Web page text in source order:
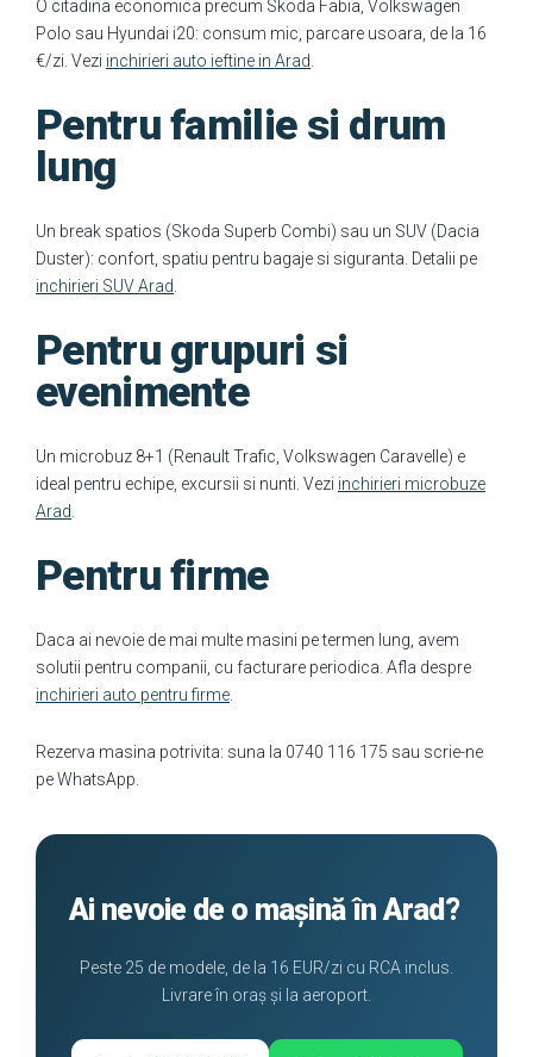
O citadina economica precum Skoda Fabia, Volkswagen
Polo sau Hyundai i20: consum mic, parcare usoara, de la 16
€/zi. Vezi inchirieri auto ieftine in Arad
Pentru familie si drum
lung
Un break spatios (Skoda Superb Combi) sau un SUV (Dacia
Duster): confort, spatiu pentru bagaje si siguranta. Detalii pe
inchirieri SUV Arad
Pentru grupuri si
evenimente
Un microbuz 8+1 (Renault Trafic, Volkswagen Caravelle) e
ideal pentru echipe, excursii si nunti. Vezi inchirieri microbuze
Arad
Pentru firme
Daca ai nevoie de mai multe masini pe termen lung, avem
solutii pentru companii, cu facturare periodica. Afla despre
inchirieri auto pentru firme
Rezerva masina potrivita: suna la 0740 116 175 sau scrie-ne
pe WhatsApp.
Ai nevoie de o mașină în Arad?
Peste 25 de modele, de la 16 EUR/zi cu RCA inclus.
Livrare în oraș și la aeroport.